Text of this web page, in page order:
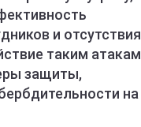
и отсутствия
таким атакам
защиты,
на